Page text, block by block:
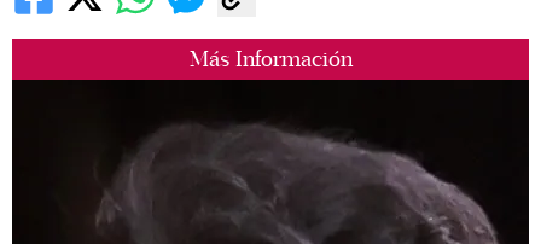
Más Información